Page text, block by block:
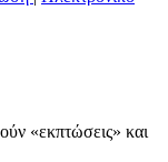
«εκπτώσεις» και